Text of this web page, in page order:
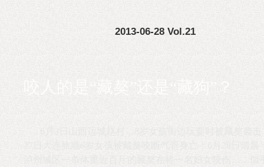
2013-06-28 Vol.21
咬人的是“藏獒”还是“藏狗”？